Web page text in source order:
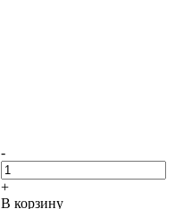
-
+
В корзину